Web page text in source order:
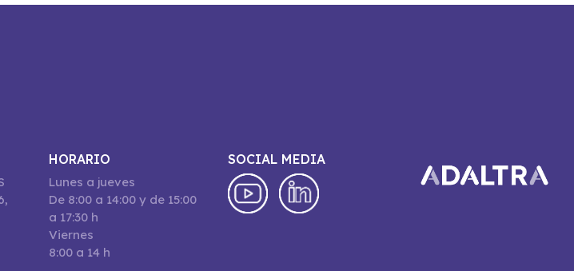
HORARIO
Lunes a jueves
De 8:00 a 14:00 y de 15:00
a 17:30 h
Viernes
8:00 a 14 h
SOCIAL MEDIA